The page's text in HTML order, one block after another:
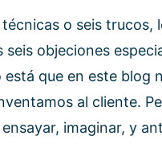
o seis trucos,
objeciones
que en este blog
al cliente.
imaginar, y